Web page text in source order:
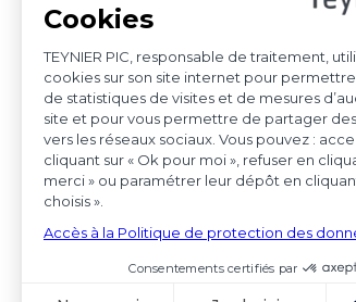
Indépendance
simple mention
d’un tiers dans